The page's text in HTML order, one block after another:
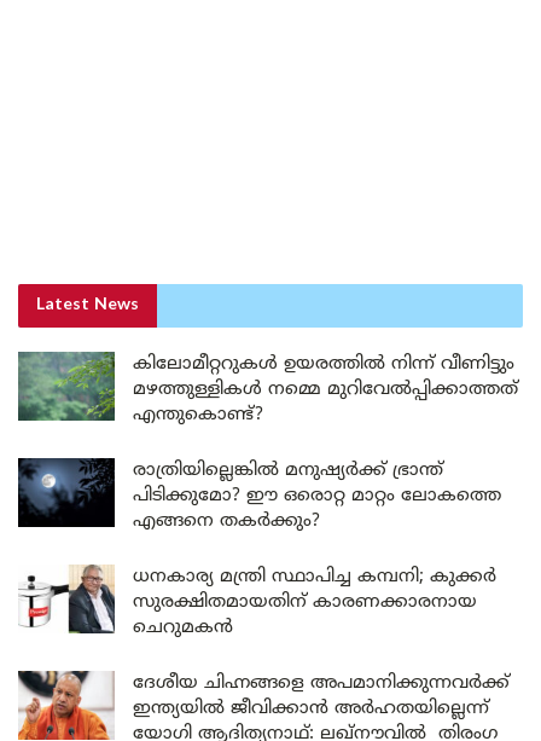
Latest News
കിലോമീറ്ററുകൾ ഉയരത്തിൽ നിന്ന് വീണിട്ടും
മഴത്തുള്ളികൾ നമ്മെ മുറിവേൽപ്പിക്കാത്തത്
എന്തുകൊണ്ട്?
രാത്രിയില്ലെങ്കിൽ മനുഷ്യർക്ക് ഭ്രാന്ത്
പിടിക്കുമോ? ഈ ഒരൊറ്റ മാറ്റം ലോകത്തെ
എങ്ങനെ തകർക്കും?
ധനകാര്യ മന്ത്രി സ്ഥാപിച്ച കമ്പനി; കുക്കർ
സുരക്ഷിതമായതിന് കാരണക്കാരനായ
ചെറുമകൻ
ദേശീയ ചിഹ്നങ്ങളെ അപമാനിക്കുന്നവർക്ക്
ഇന്ത്യയിൽ ജീവിക്കാൻ അർഹതയില്ലെന്ന്
യോഗി ആദിത്യനാഥ്: ലഖ്‌നൗവിൽ തിരംഗ